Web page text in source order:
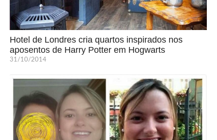
Hotel de Londres cria quartos inspirados nos
aposentos de Harry Potter em Hogwarts
31/10/2014